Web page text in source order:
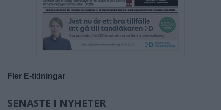
Fler E-tidningar
SENASTE I NYHETER